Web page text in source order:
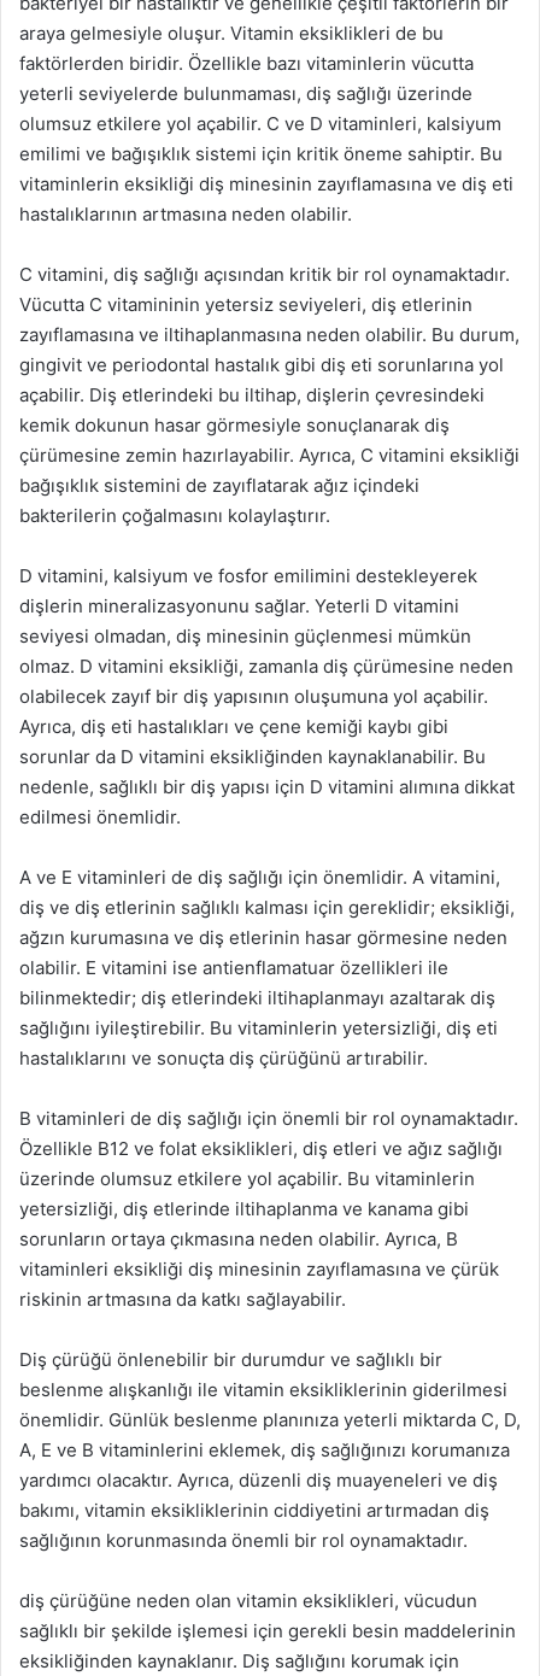
araya gelmesiyle oluşur. Vitamin eksiklikleri de bu
faktörlerden biridir. Özellikle bazı vitaminlerin vücutta
yeterli seviyelerde bulunmaması, diş sağlığı üzerinde
olumsuz etkilere yol açabilir. C ve D vitaminleri, kalsiyum
emilimi ve bağışıklık sistemi için kritik öneme sahiptir. Bu
vitaminlerin eksikliği diş minesinin zayıflamasına ve diş eti
hastalıklarının artmasına neden olabilir.
C vitamini, diş sağlığı açısından kritik bir rol oynamaktadır.
Vücutta C vitamininin yetersiz seviyeleri, diş etlerinin
zayıflamasına ve iltihaplanmasına neden olabilir. Bu durum,
gingivit ve periodontal hastalık gibi diş eti sorunlarına yol
açabilir. Diş etlerindeki bu iltihap, dişlerin çevresindeki
kemik dokunun hasar görmesiyle sonuçlanarak diş
çürümesine zemin hazırlayabilir. Ayrıca, C vitamini eksikliği
bağışıklık sistemini de zayıflatarak ağız içindeki
bakterilerin çoğalmasını kolaylaştırır.
D vitamini, kalsiyum ve fosfor emilimini destekleyerek
dişlerin mineralizasyonunu sağlar. Yeterli D vitamini
seviyesi olmadan, diş minesinin güçlenmesi mümkün
olmaz. D vitamini eksikliği, zamanla diş çürümesine neden
olabilecek zayıf bir diş yapısının oluşumuna yol açabilir.
Ayrıca, diş eti hastalıkları ve çene kemiği kaybı gibi
sorunlar da D vitamini eksikliğinden kaynaklanabilir. Bu
nedenle, sağlıklı bir diş yapısı için D vitamini alımına dikkat
edilmesi önemlidir.
A ve E vitaminleri de diş sağlığı için önemlidir. A vitamini,
diş ve diş etlerinin sağlıklı kalması için gereklidir; eksikliği,
ağzın kurumasına ve diş etlerinin hasar görmesine neden
olabilir. E vitamini ise antienflamatuar özellikleri ile
bilinmektedir; diş etlerindeki iltihaplanmayı azaltarak diş
sağlığını iyileştirebilir. Bu vitaminlerin yetersizliği, diş eti
hastalıklarını ve sonuçta diş çürüğünü artırabilir.
B vitaminleri de diş sağlığı için önemli bir rol oynamaktadır.
Özellikle B12 ve folat eksiklikleri, diş etleri ve ağız sağlığı
üzerinde olumsuz etkilere yol açabilir. Bu vitaminlerin
yetersizliği, diş etlerinde iltihaplanma ve kanama gibi
sorunların ortaya çıkmasına neden olabilir. Ayrıca, B
vitaminleri eksikliği diş minesinin zayıflamasına ve çürük
riskinin artmasına da katkı sağlayabilir.
Diş çürüğü önlenebilir bir durumdur ve sağlıklı bir
beslenme alışkanlığı ile vitamin eksikliklerinin giderilmesi
önemlidir. Günlük beslenme planınıza yeterli miktarda C, D,
A, E ve B vitaminlerini eklemek, diş sağlığınızı korumanıza
yardımcı olacaktır. Ayrıca, düzenli diş muayeneleri ve diş
bakımı, vitamin eksikliklerinin ciddiyetini artırmadan diş
sağlığının korunmasında önemli bir rol oynamaktadır.
diş çürüğüne neden olan vitamin eksiklikleri, vücudun
sağlıklı bir şekilde işlemesi için gerekli besin maddelerinin
eksikliğinden kaynaklanır. Diş sağlığını korumak için